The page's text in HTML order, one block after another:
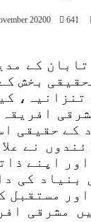
0 641
تابان کے
بخش
تنزانیہ،
کے حقیقی
نے
اپنے
بنیاد کی
مستقبل
مشرقی